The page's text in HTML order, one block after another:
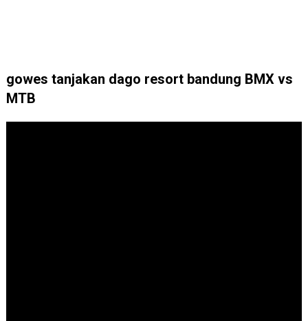
gowes tanjakan dago resort bandung BMX vs
MTB